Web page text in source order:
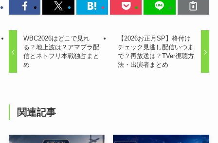
WBC2026はどこで見れ
る？地上波は？アマプラ配
信とネトフリ本戦独占まと
め
【2026お正月SP】格付け
チェック見逃し配信いつま
で？再放送は？TVer視聴方
法・出演者まとめ
関連記事